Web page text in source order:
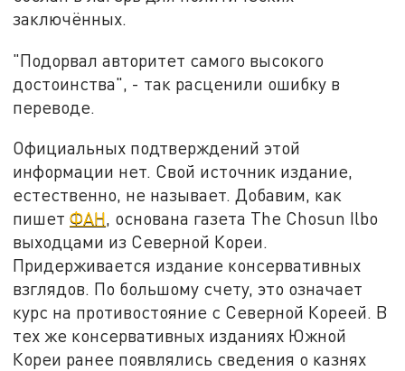
заключённых.
"Подорвал авторитет самого высокого
достоинства", - так расценили ошибку в
переводе.
Официальных подтверждений этой
информации нет. Свой источник издание,
естественно, не называет. Добавим, как
пишетФАН, основана газета The Chosun Ilbo
выходцами из Северной Кореи.
Придерживается издание консервативных
взглядов. По большому счету, это означает
курс на противостояние с Северной Кореей. В
тех же консервативных изданиях Южной
Кореи ранее появлялись сведения о казнях